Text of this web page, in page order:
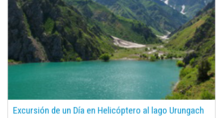
Excursión de un Día en Helicóptero al lago Urungach